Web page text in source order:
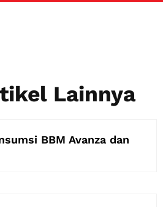
Lainnya
BBM Avanza dan